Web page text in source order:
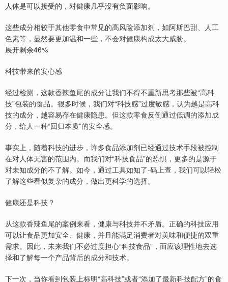
人体是可以接受的，对健康几乎没有负面影响。
这些成分相较于其他零食中常见的高风险添加剂，如阿斯巴甜、人工
色素等，显然要更加温和一些，不会对健康构成太大威胁。
展开剩余46%
科技带来的安心感
经过检测，这款香辣鱼尾的成分让我们不得不重新思考那些被“高科
技”包装的食品。很多时候，我们对“科技感”过度敏感，认为越是高科
技的成分，越容易存在健康隐患。但这款零食反倒通过低调的添加成
分，给人一种“回归本质”的安全感。
事实上，随着科技的进步，许多食品添加剂已经通过技术手段被控制
在对人体无害的范围内。而我们对“科技食品”的恐惧，更多的是源于
对未知成分的不了解。如今，通过工具如知了-码上查，我们可以轻松
了解这些看似复杂的成分，做出更科学的选择。
健康还是科技？
从这款香辣鱼尾的案例来看，健康与科技并不矛盾。正确的科技应用
可以让食品更加安全、健康，并且能满足消费者对美味和便捷的双重
需求。因此，未来我们不必过度担心“科技食品”，而应该理性地去选
择和了解每一个产品背后的成分和技术。
下一次，当你看到包装上标明“高科技”或者“添加了最新科技配方”的食